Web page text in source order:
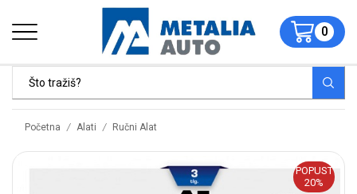
0
Početna / Alati / Ručni Alat
POPUST
20%